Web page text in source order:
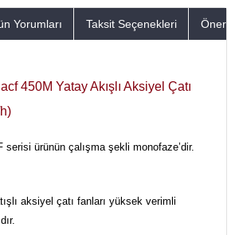
Yorumları Taksit Seçenekleri
450M Yatay Akışlı Aksiyel Çatı
serisi ürünün çalışma şekli monofaze’dir.
aksiyel çatı fanları yüksek verimli